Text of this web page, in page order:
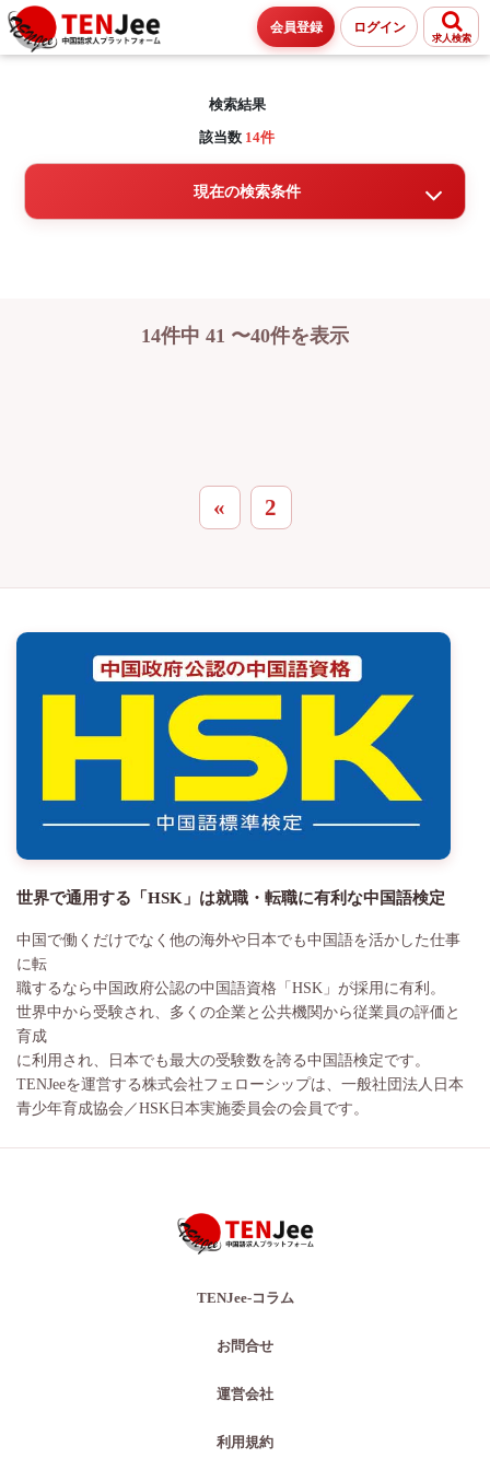
会員登録 ログイン
求人検索
検索結果
該当数 14件
現在の検索条件
14件中 41 〜40件を表示
« 2
世界で通用する「HSK」は就職・転職に有利な中国語検定
中国で働くだけでなく他の海外や日本でも中国語を活かした仕事
に転
職するなら中国政府公認の中国語資格「HSK」が採用に有利。
世界中から受験され、多くの企業と公共機関から従業員の評価と
育成
に利用され、日本でも最大の受験数を誇る中国語検定です。
TENJeeを運営する株式会社フェローシップは、一般社団法人日本
青少年育成協会／HSK日本実施委員会の会員です。
TENJee-コラム
お問合せ
運営会社
利用規約